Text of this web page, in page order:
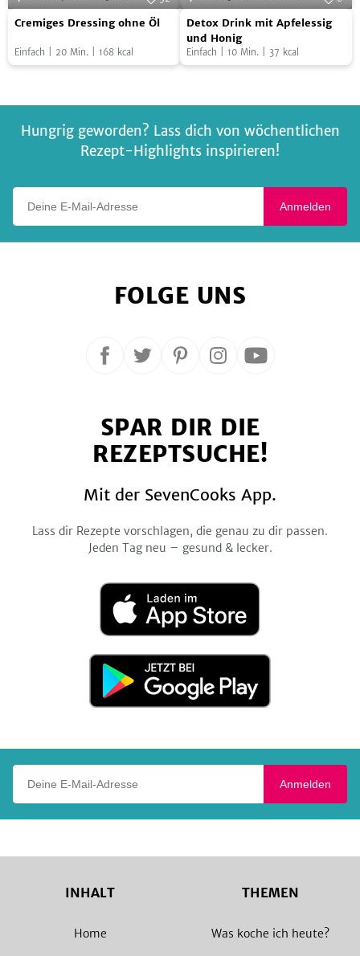
Müsli-
Nusspesto
Cremiges
ohne
Foto: SevenCooks
Cremiges Dressing ohne Öl
Einfach 20 Min. 168 kcal
Detox
Drink
mit
Foto: SevenCooks
Detox Drink mit Apfelessig
und Honig
Einfach 10 Min. 37 kcal
Hungrig geworden? Lass dich von wöchentlichen
Rezept-Highlights inspirieren!
Anmelden
FOLGE UNS
Folge
Facebook
Folge
Twitter
Folge
Pinterest
Folge
Instagram
Folge
YouTube
SPAR DIR DIE
REZEPTSUCHE!
Mit der SevenCooks App.
Lass dir Rezepte vorschlagen, die genau zu dir passen.
Jeden Tag neu – gesund & lecker.
Laden
im
App
Jetzt
Google
Anmelden
INHALT
Home
THEMEN
Was koche ich heute?